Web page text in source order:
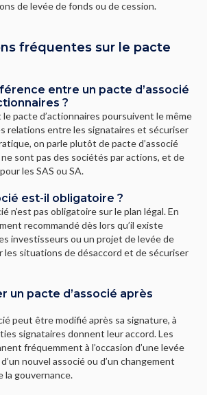
de levée de fonds ou de cession.
fréquentes sur le pacte
entre un pacte d’associé
?
le pacte d’actionnaires poursuivent le même
relations entre les signataires et sécuriser
on parle plutôt de pacte d’associé
sont pas des sociétés par actions, et de
les SAS ou SA.
est-il obligatoire ?
n’est pas obligatoire sur le plan légal. En
recommandé dès lors qu’il existe
investisseurs ou un projet de levée de
les situations de désaccord et de sécuriser
un pacte d’associé après
peut être modifié après sa signature, à
signataires donnent leur accord. Les
fréquemment à l’occasion d’une levée
nouvel associé ou d’un changement
la gouvernance.